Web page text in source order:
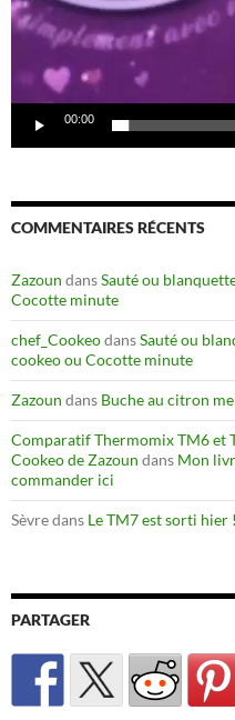
00:00
COMMENTAIRES RÉCENTS
Zazoun dansSauté ou
Cocotte minute
chef_CookeodansSauté ou
cookeo ou Cocotte minute
Zazoun dans Buche au citron
Comparatif Thermomix TM6 et
Cookeo de Zazoun dans Mon
commander ici
Sèvredans Le TM7 est sorti
PARTAGER